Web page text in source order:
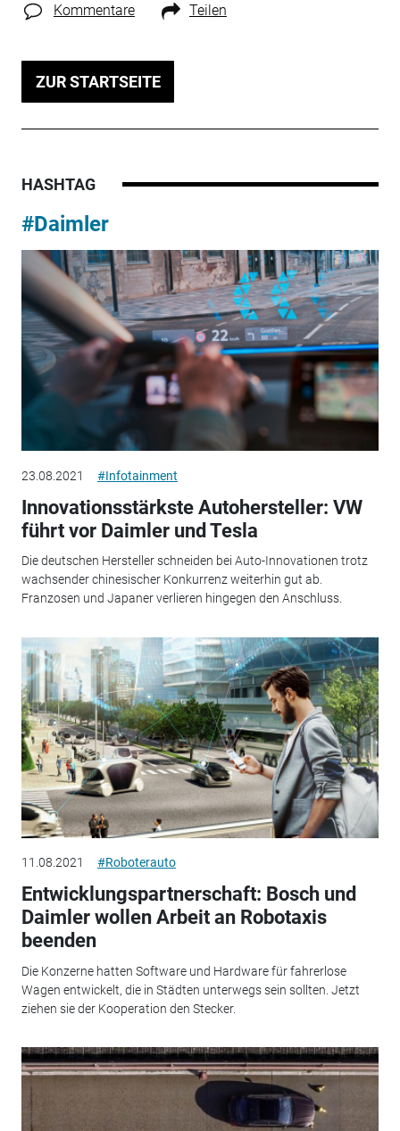
Kommentare Teilen
ZUR STARTSEITE
HASHTAG
#Daimler
23.08.2021 #Infotainment
Innovationsstärkste Autohersteller: VW
führt vor Daimler und Tesla
Die deutschen Hersteller schneiden bei Auto-Innovationen trotz
wachsender chinesischer Konkurrenz weiterhin gut ab.
Franzosen und Japaner verlieren hingegen den Anschluss.
11.08.2021 #Roboterauto
Entwicklungspartnerschaft: Bosch und
Daimler wollen Arbeit an Robotaxis
beenden
Die Konzerne hatten Software und Hardware für fahrerlose
Wagen entwickelt, die in Städten unterwegs sein sollten. Jetzt
ziehen sie der Kooperation den Stecker.